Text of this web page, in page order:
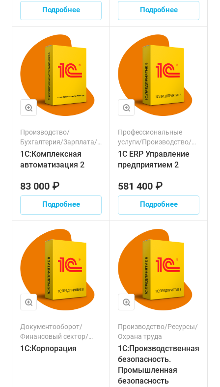
Подробнее Подробнее
Производство/
Бухгалтерия/Зарплата/
Клиенты/Продажи/
Торговля/Финансовый
сектор/Логистика/
Транспорт/Налоги/
Персонал/Маркетинг
1С:Комплексная
автоматизация 2
83 000 ₽
Подробнее
Профессиональные
услуги/Производство/
Строительство/
Управленческий учет/
Сельское хозяйство/
Склад/Торговля/
Логистика/Финансовый
сектор/Транспорт/
Налоги/Зарплата/
Персонал/Продажи/
Ресурсы
1С ERP Управление
предприятием 2
581 400 ₽
Подробнее
Документооборот/
Финансовый сектор/
Логистика/Транспорт/
1С:Корпорация
Производство/Ресурсы/
Охрана труда
1С:Производственная
безопасность.
Промышленная
безопасность